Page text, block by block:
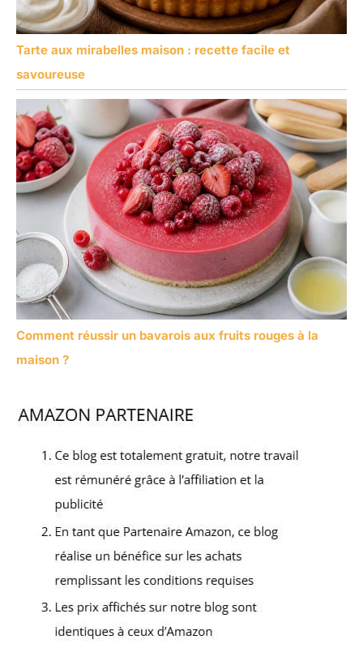
Tarte aux mirabelles maison : recette facile et
savoureuse
Comment réussir un bavarois aux fruits rouges à la
maison ?